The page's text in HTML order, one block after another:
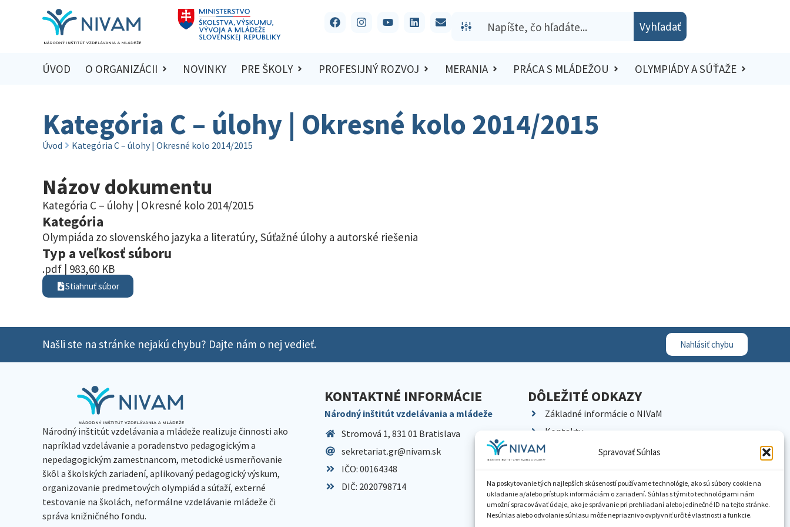
Spravovať Súhlas
Na poskytovanie tých najlepších skúseností používame technológie, ako sú súbory cookie na
ukladanie a/alebo prístup k informáciám o zariadení. Súhlas s týmito technológiami nám
umožní spracovávať údaje, ako je správanie pri prehliadaní alebo jedinečné ID na tejto stránke.
Nesúhlas alebo odvolanie súhlasu môže nepriaznivo ovplyvniť určité vlastnosti a funkcie.
Vyhľadať
ÚVOD O ORGANIZÁCII NOVINKY PRE ŠKOLY PROFESIJNÝ ROZVOJ MERANIA PRÁCA S MLÁDEŽOU OLYMPIÁDY A SÚŤAŽE
Kategória C – úlohy | Okresné kolo 2014/2015
Úvod Kategória C – úlohy | Okresné kolo 2014/2015
Názov dokumentu
Kategória C – úlohy | Okresné kolo 2014/2015
Kategória
Olympiáda zo slovenského jazyka a literatúry, Súťažné úlohy a autorské riešenia
Typ a veľkosť súboru
.pdf | 983,60 KB
Stiahnuť súbor
Našli ste na stránke nejakú chybu? Dajte nám o nej vedieť. Nahlásiť chybu
Národný inštitút vzdelávania a mládeže realizuje činnosti ako
napríklad vzdelávanie a poradenstvo pedagogickým a
nepedagogickým zamestnancom, metodické usmerňovanie
škôl a školských zariadení, aplikovaný pedagogický výskum,
organizovanie predmetových olympiád a súťaží, externé
testovanie na školách, neformálne vzdelávanie mládeže či
správa knižničného fondu.
KONTAKTNÉ INFORMÁCIE
Národný inštitút vzdelávania a mládeže
Stromová 1, 831 01 Bratislava
sekretariat.gr@nivam.sk
IČO: 00164348
DIČ: 2020798714
DÔLEŽITÉ ODKAZY
Základné informácie o NIVaM
Kontakty
Kariéra
Pracoviská NIVaM
Dokumenty inštitúcie
Knižnica